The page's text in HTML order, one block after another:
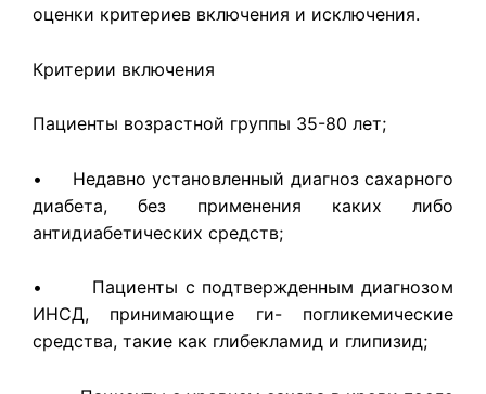
оценки кри­териев включения и исключения.
Критерии включения
Пациенты возрастной группы 35-80 лет;
• Недавно установленный диагноз сахарного
диабета, без примене­ния каких либо
антидиабетических средств;
• Пациенты с подтвержденным диагнозом
ИНСД, принимающие ги- погликемические
средства, такие как глибекламид и глипизид;